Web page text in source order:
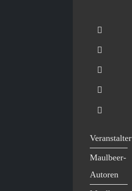
Veranstalter
Maulbeer-
Autoren